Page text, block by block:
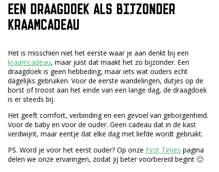
EEN DRAAGDOEK ALS BIJZONDER
KRAAMCADEAU
Het is misschien niet het eerste waar je aan denkt bij een
kraamcadeau, maar juist dat maakt het zo bijzonder. Een
draagdoek is geen hebbeding, maar iets wat ouders echt
dagelijks gebruiken. Voor de eerste wandelingen, dutjes op de
borst of troost aan het einde van een lange dag, de draagdoek
is er steeds bij.
Het geeft comfort, verbinding en een gevoel van geborgenheid.
Voor de baby en voor de ouder. Geen cadeau dat in de kast
verdwijnt, maar eentje dat elke dag met liefde wordt gebruikt.
PS. Word je voor het eerst ouder? Op onze First Times pagina
delen we onze ervaringen, zodat jij beter voorbereid begint 🙂